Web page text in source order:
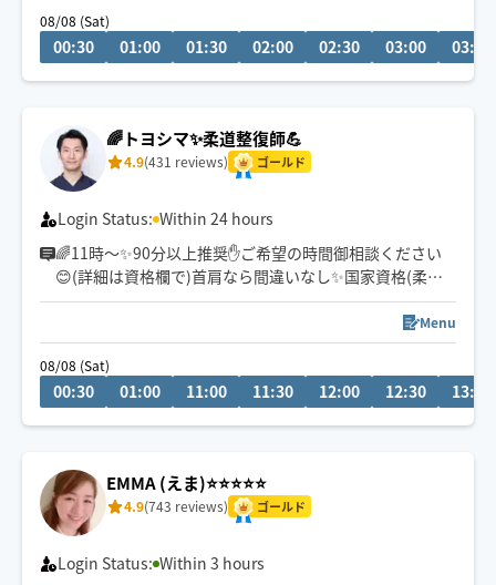
08/08 (Sat)
00:30 01:00 01:30 02:00 02:30 03:00 03:30
🌈トヨシマ✨柔道整復師💪
4.9(431 reviews) ゴールド
Login Status: Within 24 hours
🌈11時～✨90分以上推奨✋ご希望の時間御相談ください
😊(詳細は資格欄で)首肩なら間違いなし✨国家資格(柔整)
持ちで、整骨院、ホテルでの客室リラクゼーション経験
Menu
08/08 (Sat)
00:30 01:00 11:00 11:30 12:00 12:30 13:00
EMMA (えま)⭐️⭐️⭐️⭐️⭐️
4.9(743 reviews) ゴールド
Login Status: Within 3 hours